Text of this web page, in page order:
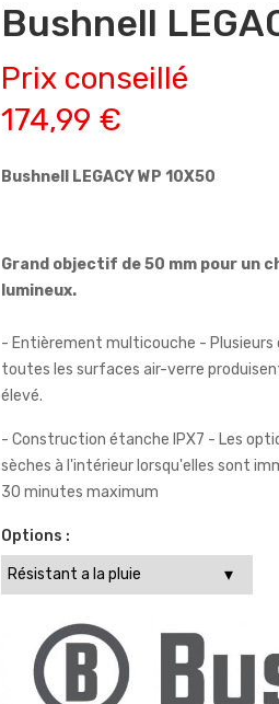
Bushnell
Prix conseillé
174,99 €
Bushnell LEGACY WP 10X50
Grand objectif de 50 mm pour un
lumineux.
- Entièrement multicouche -
toutes les surfaces air-verre
élevé.
- Construction étanche IPX7 - Les
sèches à l'intérieur lorsqu'elles sont
30 minutes maximum
Options :